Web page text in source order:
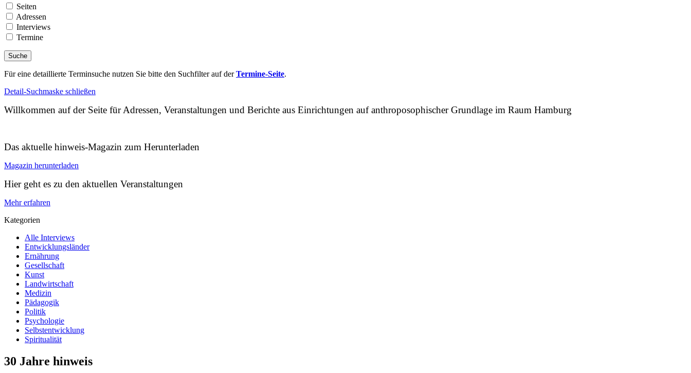
Seiten
Adressen
Interviews
Termine
Für eine detaillierte Terminsuche nutzen Sie bitte den Suchfilter auf derTermine-Seite.
Detail-Suchmaske schließen
Willkommen auf der Seite für Adressen, Veranstaltungen und Berichte aus Einrichtungen auf anthroposophischer Grundlage im Raum Hamburg
Das aktuelle hinweis-Magazin zum Herunterladen
Magazin herunterladen
Hier geht es zu den aktuellen Veranstaltungen
Mehr erfahren
Kategorien
Alle Interviews
Entwicklungsländer
Ernährung
Gesellschaft
Kunst
Landwirtschaft
Medizin
Pädagogik
Politik
Psychologie
Selbstentwicklung
Spiritualität
30 Jahre hinweis